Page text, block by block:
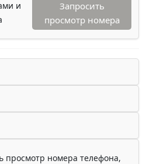
и
Запросить
просмотр номера
просмотр номера телефона,